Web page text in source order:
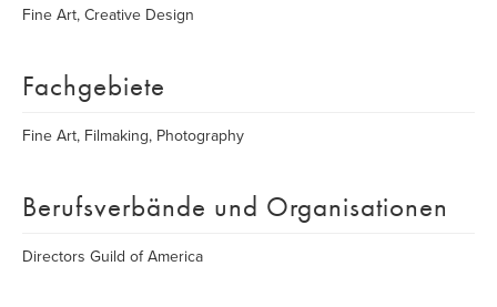
Fine Art, Creative Design
Fachgebiete
Fine Art, Filmaking, Photography
Berufsverbände und Organisationen
Directors Guild of America